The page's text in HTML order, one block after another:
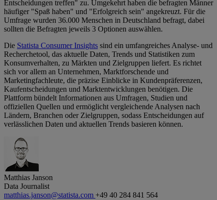
Entscheidungen treffen" zu. Umgekehrt haben die befragten Männer
häufiger "Spaß haben" und "Erfolgreich sein" angekreuzt. Für die
Umfrage wurden 36.000 Menschen in Deutschland befragt, dabei
sollten die Befragten jeweils 3 Optionen auswählen.
Die Statista Consumer Insights sind ein umfangreiches Analyse- und
Recherchetool, das aktuelle Daten, Trends und Statistiken zum
Konsumverhalten, zu Märkten und Zielgruppen liefert. Es richtet
sich vor allem an Unternehmen, Marktforschende und
Marketingfachleute, die präzise Einblicke in Kundenpräferenzen,
Kaufentscheidungen und Marktentwicklungen benötigen. Die
Plattform bündelt Informationen aus Umfragen, Studien und
offiziellen Quellen und ermöglicht vergleichende Analysen nach
Ländern, Branchen oder Zielgruppen, sodass Entscheidungen auf
verlässlichen Daten und aktuellen Trends basieren können.
Matthias Janson
Data Journalist
matthias.janson@statista.com +49 40 284 841 564